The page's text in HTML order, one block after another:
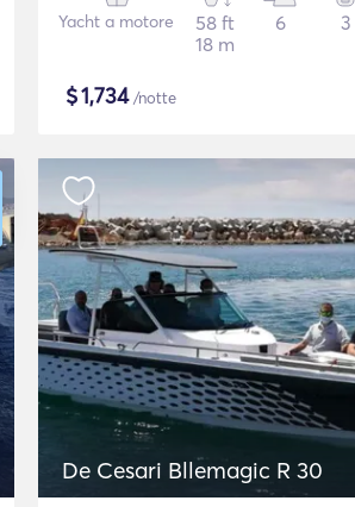
Yacht a motore
58 ft
18 m
6 3
$1,734/notte
De Cesari Bllemagic R 30